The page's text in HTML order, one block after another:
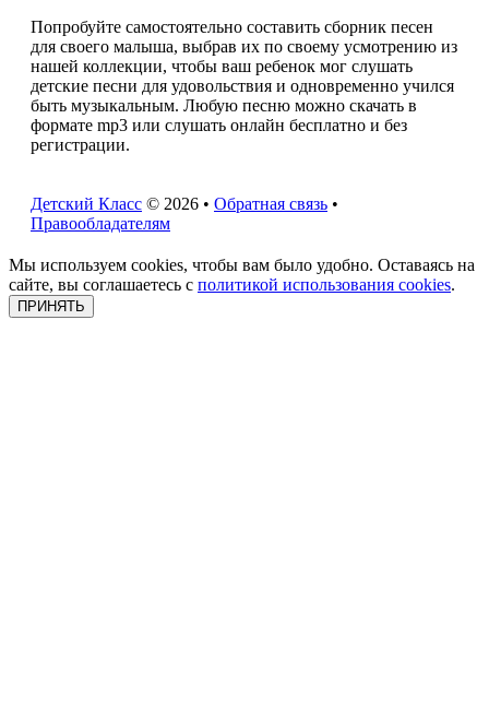
Попробуйте самостоятельно составить сборник песен
для своего малыша, выбрав их по своему усмотрению из
нашей коллекции, чтобы ваш ребенок мог слушать
детские песни для удовольствия и одновременно учился
быть музыкальным. Любую песню можно скачать в
формате mp3 или слушать онлайн бесплатно и без
регистрации.
Детский Класс © 2026 • Обратная связь •
Правообладателям
Мы используем cookies, чтобы вам было удобно. Оставаясь на
сайте, вы соглашаетесь с политикой использования cookies.
ПРИНЯТЬ